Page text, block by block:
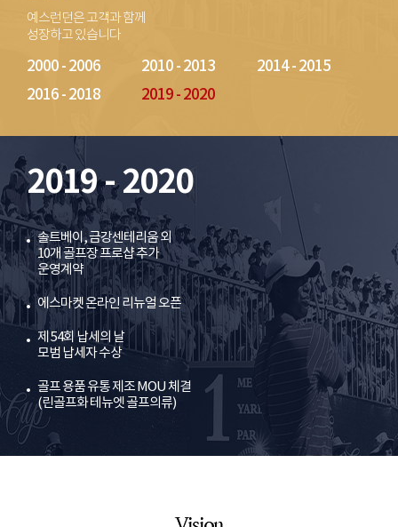
예스런던은 고객과 함께
성장하고 있습니다
2000 - 2006 2010 - 2013
2014 - 2015
2016 - 2018
2019 - 2020
2019 - 2020
솔트베이, 금강센테리움 외
10개 골프장 프로샵 추가
운영계약
에스마켓 온라인 리뉴얼 오픈
제 54회 납세의 날
모범 납세자 수상
골프 용품 유통 제조 MOU 체결
(린골프화 테뉴엣 골프의류)